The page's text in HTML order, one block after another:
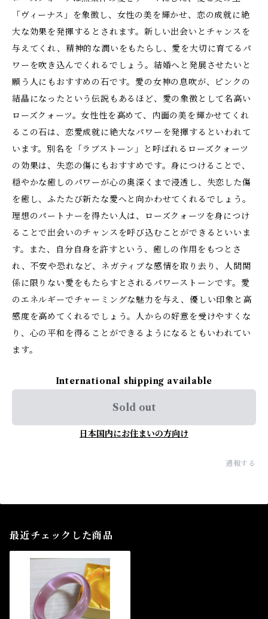
「ヴィーナス」を象徴し、女性の美を輝かせ、恋の成就に絶
大な効果を発揮するとされます。新しい出会いとチャンスを
与えてくれ、精神的な潤いをもたらし、愛を大切に育てるパ
ワーを吹き込んでくれるでしょう。結婚へと発展させたいと
願う人にもおすすめの石です。愛の女神の息吹が、ピンクの
結晶になったという伝説もあるほど、愛の象徴として名高い
ローズクォーツ。女性性を高めて、内面の美を輝かせてくれ
るこの石は、恋愛成就に絶大なパワーを発揮するといわれて
います。別名を「ラブストーン」と呼ばれるローズクォーツ
の効果は、失恋の傷にもおすすめです。身につけることで、
穏やかな癒しのパワーが心の奥深くまで浸透し、失恋した傷
を癒し、ふたたび新たな愛へと向かわせてくれるでしょう。
理想のパートナーを得たい人は、ローズクォーツを身につけ
ることで出会いのチャンスを呼び込むことができるといいま
す。また、自分自身を許すという、癒しの作用をもつとさ
れ、不安や恐れなど、ネガティブな感情を取り去り、人間関
係に限りない愛をもたらすとされるパワーストーンです。愛
のエネルギーでチャーミングな魅力を与え、優しい印象と高
感度を高めてくれるでしょう。人からの好意を受けやすくな
り、心の平和を得ることができるようになるともいわれてい
ます。
International shipping available
Sold out
日本国内にお住まいの方向け
通報する
最近チェックした商品